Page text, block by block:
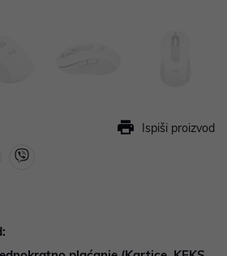
Ispiši proizvod